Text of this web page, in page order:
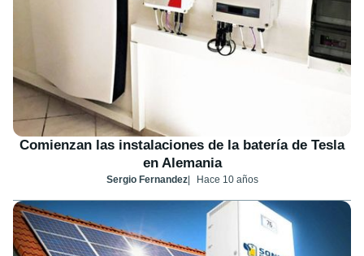
Comienzan las instalaciones de la batería de Tesla
en Alemania
Sergio Fernandez Hace 10 años